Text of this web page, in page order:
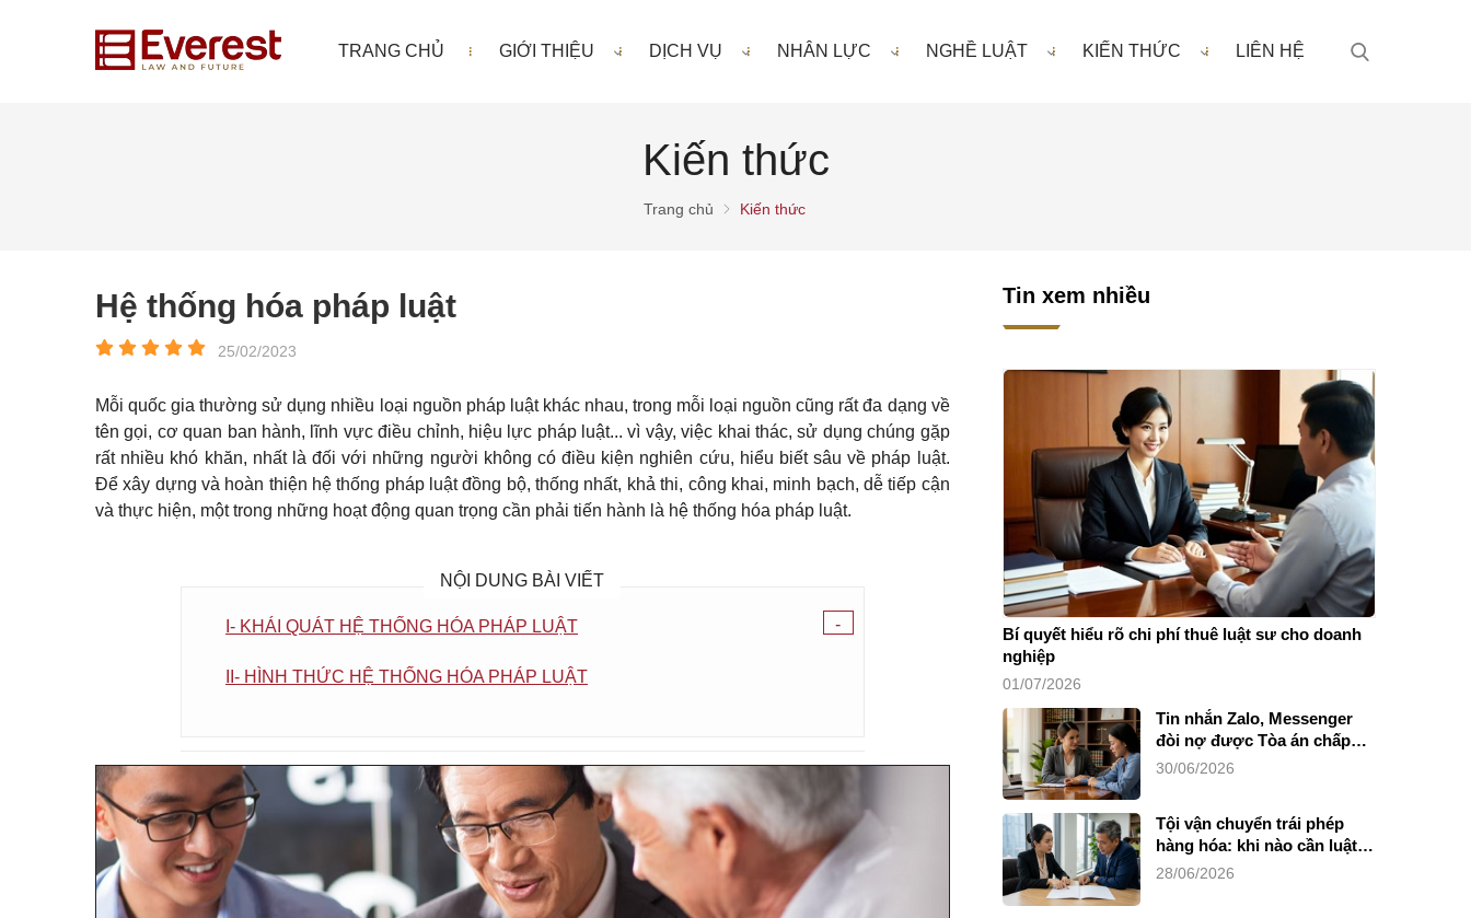
TRANG CHỦ GIỚI THIỆU DỊCH VỤ NHÂN LỰC NGHỀ LUẬT KIẾN THỨC LIÊN HỆ
Kiến thức
Trang chủ Kiến thức
Hệ thống hóa pháp luật
25/02/2023
Mỗi quốc gia thường sử dụng nhiều loại nguồn pháp luật khác nhau, trong mỗi loại nguồn cũng rất đa dạng về
tên gọi, cơ quan ban hành, lĩnh vực điều chỉnh, hiệu lực pháp luật... vì vậy, việc khai thác, sử dụng chúng gặp
rất nhiều khó khăn, nhất là đối với những người không có điều kiện nghiên cứu, hiểu biết sâu về pháp luật.
Để xây dựng và hoàn thiện hệ thống pháp luật đồng bộ, thống nhất, khả thi, công khai, minh bạch, dễ tiếp cận
và thực hiện, một trong những hoạt động quan trọng cần phải tiến hành là hệ thống hóa pháp luật.
-
NỘI DUNG BÀI VIẾT
I- KHÁI QUÁT HỆ THỐNG HÓA PHÁP LUẬT
II- HÌNH THỨC HỆ THỐNG HÓA PHÁP LUẬT
Tin xem nhiều
Bí quyết hiểu rõ chi phí thuê luật sư cho doanh
nghiệp
01/07/2026
Tin nhắn Zalo, Messenger
đòi nợ được Tòa án chấp
nhận không?
30/06/2026
Tội vận chuyển trái phép
hàng hóa: khi nào cần luật
sư?
28/06/2026